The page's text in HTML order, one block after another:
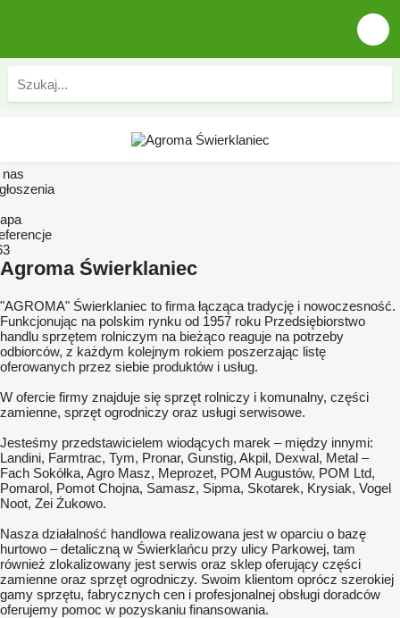
Agroma Świerklaniec
"AGROMA" Świerklaniec to firma łącząca tradycję i nowoczesność.
Funkcjonując na polskim rynku od 1957 roku Przedsiębiorstwo
handlu sprzętem rolniczym na bieżąco reaguje na potrzeby
odbiorców, z każdym kolejnym rokiem poszerzając listę
oferowanych przez siebie produktów i usług.
W ofercie firmy znajduje się sprzęt rolniczy i komunalny, części
zamienne, sprzęt ogrodniczy oraz usługi serwisowe.
Jesteśmy przedstawicielem wiodących marek – między innymi:
Landini, Farmtrac, Tym, Pronar, Gunstig, Akpil, Dexwal, Metal –
Fach Sokółka, Agro Masz, Meprozet, POM Augustów, POM Ltd,
Pomarol, Pomot Chojna, Samasz, Sipma, Skotarek, Krysiak, Vogel
Noot, Zei Żukowo.
Nasza działalność handlowa realizowana jest w oparciu o bazę
hurtowo – detaliczną w Świerklańcu przy ulicy Parkowej, tam
również zlokalizowany jest serwis oraz sklep oferujący części
zamienne oraz sprzęt ogrodniczy. Swoim klientom oprócz szerokiej
gamy sprzętu, fabrycznych cen i profesjonalnej obsługi doradców
oferujemy pomoc w pozyskaniu finansowania.